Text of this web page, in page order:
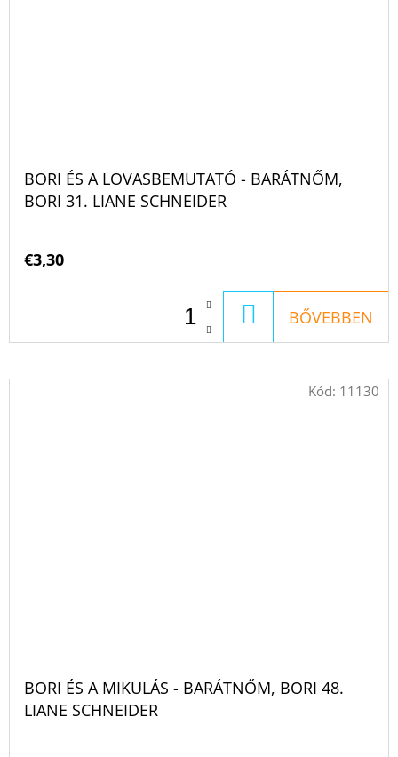
BORI ÉS A LOVASBEMUTATÓ - BARÁTNŐM,
BORI 31. LIANE SCHNEIDER
€3,30
KOSÁRBA
BŐVEBBEN
BORI ÉS A MIKULÁS - BARÁTNŐM, BORI 48.
LIANE SCHNEIDER
Kód: 11130